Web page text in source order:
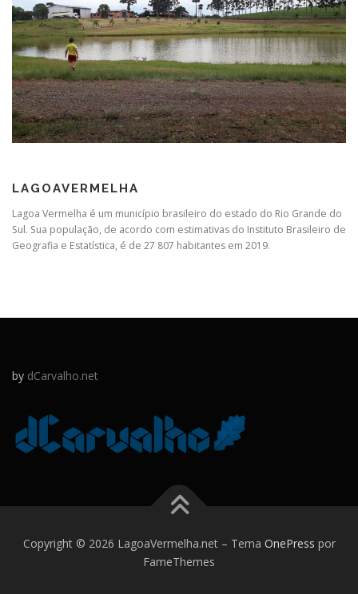
LAGOAVERMELHA
Lagoa Vermelha é um município brasileiro do estado do Rio Grande do
Sul. Sua população, de acordo com estimativas do Instituto Brasileiro de
Geografia e Estatística, é de 27 807 habitantes em 2019.
by dCarvalho.net
Copyright © 2026 LagoaVermelha.net – Tema OnePress por
FameThemes